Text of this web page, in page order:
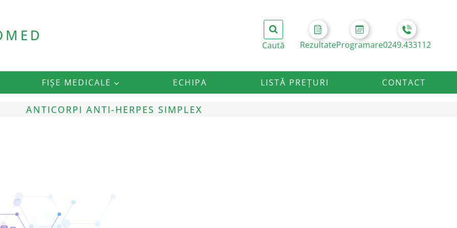
RezultateProgramare0249.433112
FIȘE MEDICALE ECHIPA LISTĂ PREȚURI CONTACT
ANTICORPI ANTI-HERPES SIMPLEX